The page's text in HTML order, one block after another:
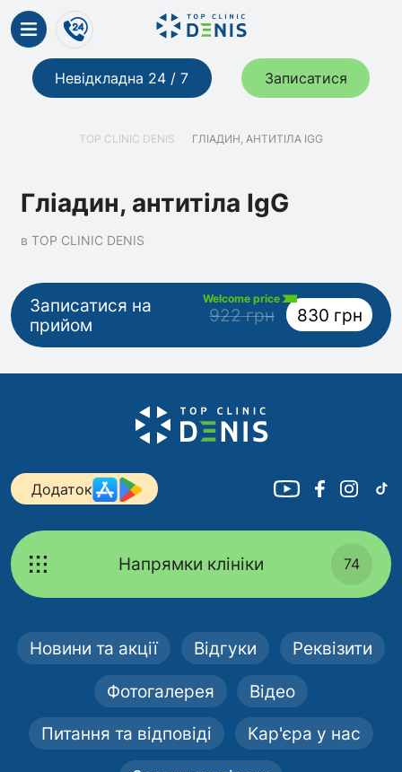
Невідкладна 24 / 7 Записатися
TOP CLINIC DENIS ГЛІАДИН, АНТИТІЛА IGG
Гліадин, антитіла IgG
в TOP CLINIC DENIS
Записатися на
прийом
Welcome price
922 грн 830 грн
Додаток
Напрямки клініки 74
Новини та акції Відгуки Реквізити
Фотогалерея Відео
Питання та відповіді Кар'єра у нас